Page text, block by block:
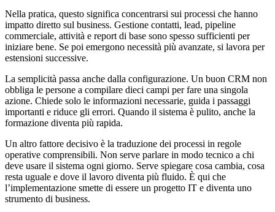
Nella pratica, questo significa concentrarsi sui processi che hanno
impatto diretto sul business. Gestione contatti, lead, pipeline
commerciale, attività e report di base sono spesso sufficienti per
iniziare bene. Se poi emergono necessità più avanzate, si lavora per
estensioni successive.
La semplicità passa anche dalla configurazione. Un buon CRM non
obbliga le persone a compilare dieci campi per fare una singola
azione. Chiede solo le informazioni necessarie, guida i passaggi
importanti e riduce gli errori. Quando il sistema è pulito, anche la
formazione diventa più rapida.
Un altro fattore decisivo è la traduzione dei processi in regole
operative comprensibili. Non serve parlare in modo tecnico a chi
deve usare il sistema ogni giorno. Serve spiegare cosa cambia, cosa
resta uguale e dove il lavoro diventa più fluido. È qui che
l’implementazione smette di essere un progetto IT e diventa uno
strumento di business.